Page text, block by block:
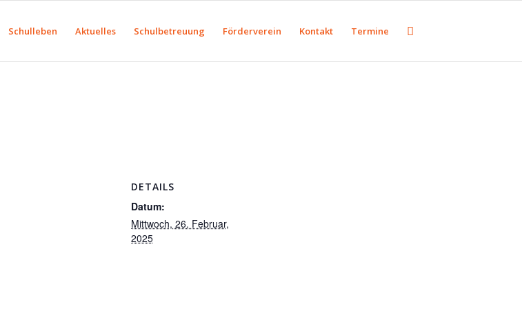
Schulleben Aktuelles Schulbetreuung Förderverein Kontakt Termine
DETAILS
Datum:
Mittwoch, 26. Februar,
2025